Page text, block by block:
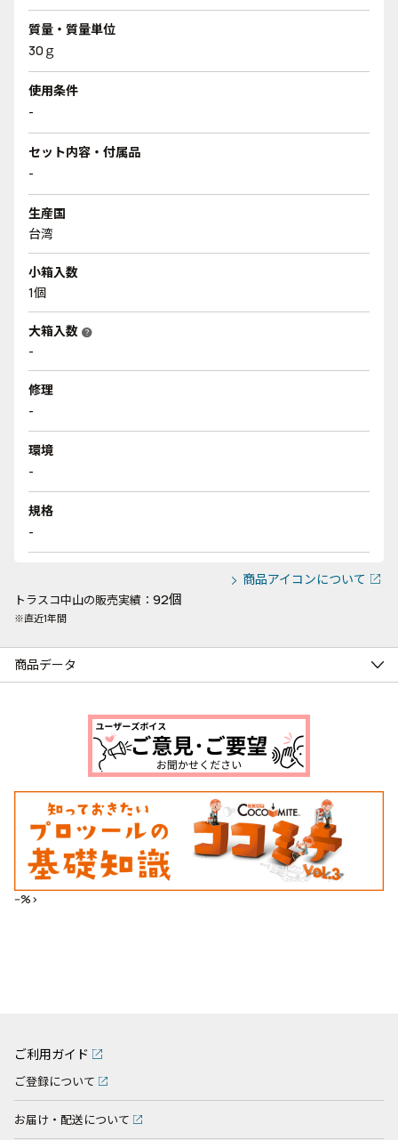
質量・質量単位
30ｇ
使用条件
-
セット内容・付属品
-
生産国
台湾
小箱入数
1個
大箱入数 help
-
修理
-
環境
-
規格
-
商品アイコンについて
トラスコ中山の販売実績： 92個
※直近1年間
商品データ
--%>
ご利用ガイド
ご登録について
お届け・配送について